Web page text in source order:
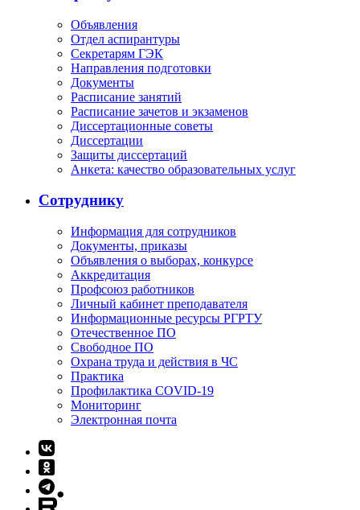
Объявления
Отдел аспирантуры
Секретарям ГЭК
Направления подготовки
Документы
Расписание занятий
Расписание зачетов и экзаменов
Диссертационные советы
Диссертации
Защиты диссертаций
Анкета: качество образовательных услуг
Сотруднику
Информация для сотрудников
Документы, приказы
Объявления о выборах, конкурсе
Аккредитация
Профсоюз работников
Личный кабинет преподавателя
Информационные ресурсы РГРТУ
Отечественное ПО
Свободное ПО
Охрана труда и действия в ЧС
Практика
Профилактика COVID-19
Мониторинг
Электронная почта